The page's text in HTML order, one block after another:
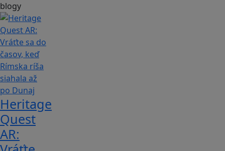
blogy
Heritage
Quest
AR: